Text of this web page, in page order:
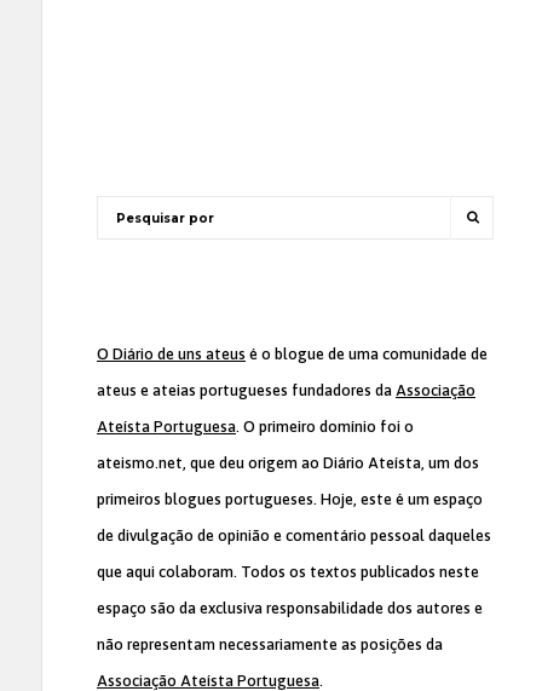
O Diário de uns ateus é o blogue de uma comunidade de
ateus e ateias portugueses fundadores da Associação
Ateísta Portuguesa. O primeiro domínio foi o
ateismo.net, que deu origem ao Diário Ateísta, um dos
primeiros blogues portugueses. Hoje, este é um espaço
de divulgação de opinião e comentário pessoal daqueles
que aqui colaboram. Todos os textos publicados neste
espaço são da exclusiva responsabilidade dos autores e
não representam necessariamente as posições da
Associação Ateísta Portuguesa.